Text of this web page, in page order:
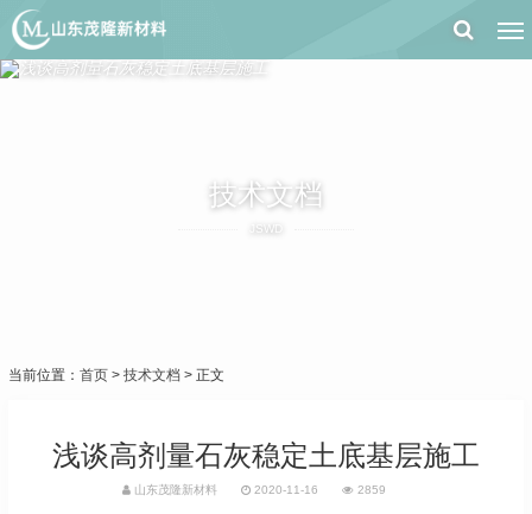
技术文档
JSWD
当前位置： 首页 > 技术文档 > 正文
浅谈高剂量石灰稳定土底基层施工
山东茂隆新材料 2020-11-16 2859